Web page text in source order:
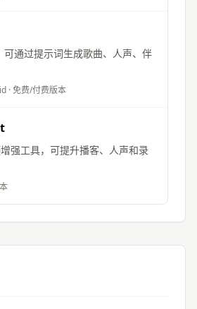
通过提示词生成歌曲、人声、伴
·免费/付费版本
强工具，可提升播客、人声和录